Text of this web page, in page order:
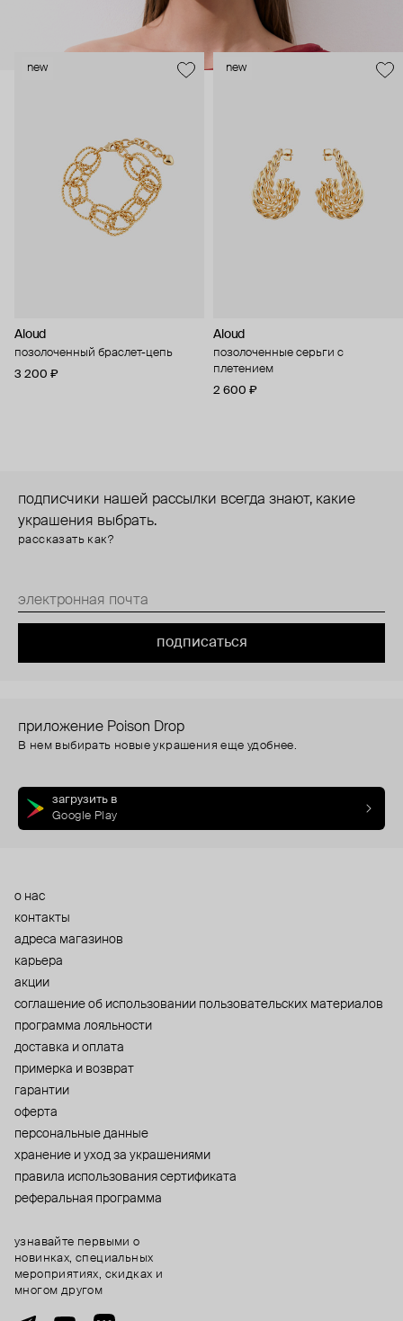
new
Aloud
позолоченный браслет-цепь
3 200 ₽
new
Aloud
позолоченные серьги с
плетением
2 600 ₽
подписчики нашей рассылки всегда знают, какие
украшения выбрать.
рассказать как?
подписаться
приложение Poison Drop
В нем выбирать новые украшения еще удобнее.
загрузить в
Google Play
о нас
контакты
адреса магазинов
карьера
акции
cоглашение об использовании пользовательских материалов
программа лояльности
доставка и оплата
примерка и возврат
гарантии
оферта
персональные данные
хранение и уход за украшениями
правила использования сертификата
реферальная программа
узнавайте первыми о
новинках, специальных
мероприятиях, скидках и
многом другом